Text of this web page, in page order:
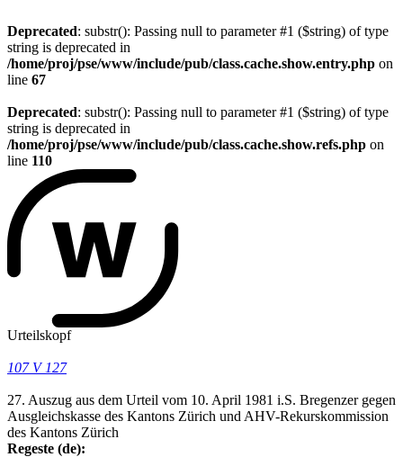
Deprecated: substr(): Passing null to parameter #1 ($string) of type
string is deprecated in
/home/proj/pse/www/include/pub/class.cache.show.entry.php on
line 67
Deprecated: substr(): Passing null to parameter #1 ($string) of type
string is deprecated in
/home/proj/pse/www/include/pub/class.cache.show.refs.php on
line 110
Urteilskopf
107 V 127
27. Auszug aus dem Urteil vom 10. April 1981 i.S. Bregenzer gegen
Ausgleichskasse des Kantons Zürich und AHV-Rekurskommission
des Kantons Zürich
Regeste (de):